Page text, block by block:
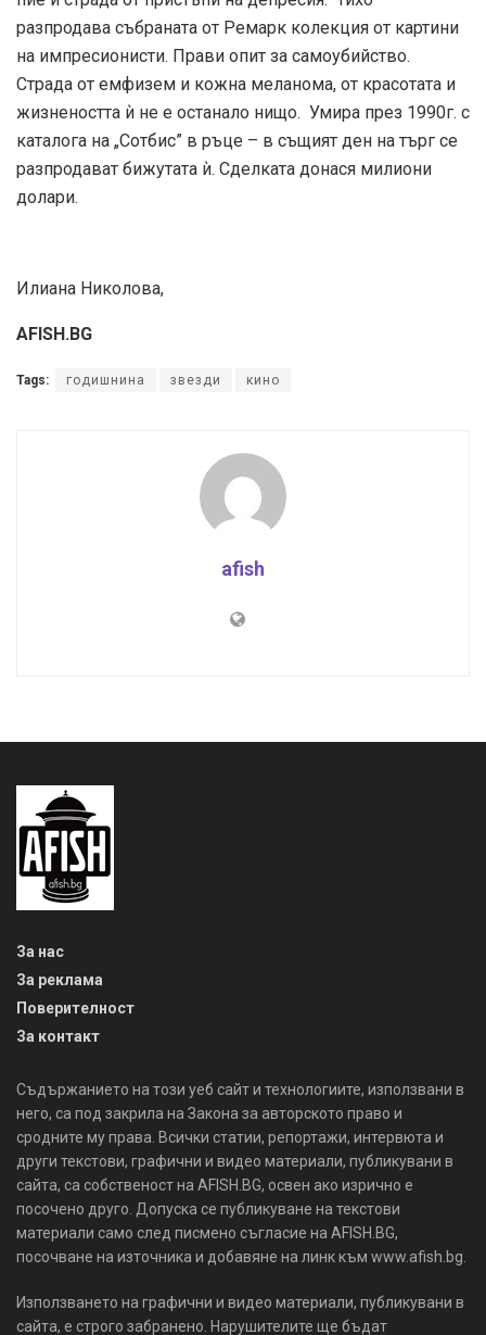
разпродава събраната от Ремарк колекция от картини
на импресионисти. Прави опит за самоубийство.
Страда от емфизем и кожна меланома, от красотата и
жизнеността ѝ не е останало нищо. Умира през 1990г. с
каталога на „Сотбис” в ръце – в същият ден на търг се
разпродават бижутата ѝ. Сделката донася милиони
долари.
Илиана Николова,
AFISH.BG
Tags: годишнина звезди кино
afish
За нас
За реклама
Поверителност
За контакт
Съдържанието на този уеб сайт и технологиите, използвани в
него, са под закрила на Закона за авторското право и
сродните му права. Всички статии, репортажи, интервюта и
други текстови, графични и видео материали, публикувани в
сайта, са собственост на AFISH.BG, освен ако изрично е
посочено друго. Допуска се публикуване на текстови
материали само след писмено съгласие на AFISH.BG,
посочване на източника и добавяне на линк към www.afish.bg.
Използването на графични и видео материали, публикувани в
сайта, е строго забранено. Нарушителите ще бъдат